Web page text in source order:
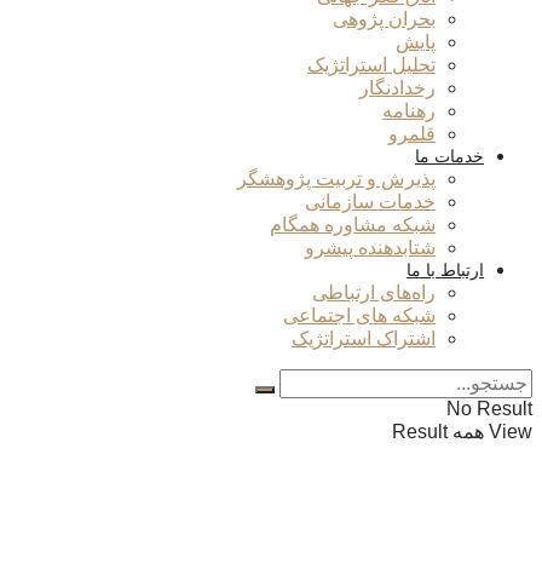
بحران پژوهی
پایش
تحلیل استراتژیک
رخدادنگار
رهنامه
قلمرو
خدمات ما
پذیرش و تربیت پژوهشگر
خدمات سازمانی
شبکه مشاوره همگام
شتابدهنده پیشرو
ارتباط با ما
راه‌های ارتباطی
شبکه های اجتماعی
اشتراک استراتژیک
No Result
View همه Result